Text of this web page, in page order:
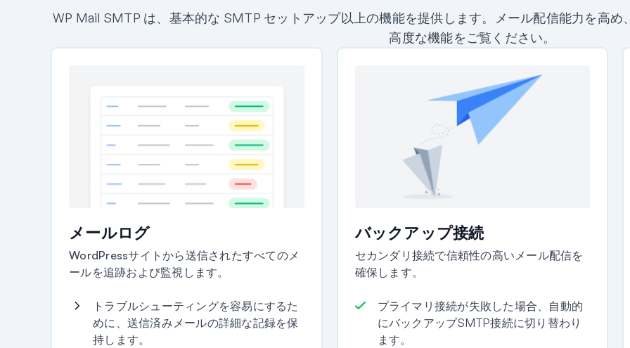
WP Mail SMTP は、基本的な SMTP セットアップ以上の機能を提供します。メール配信能力を高
高度な機能をご覧ください。
メールログ
WordPressサイトから送信されたすべてのメ
ールを追跡および監視します。
トラブルシューティングを容易にするた
めに、送信済みメールの詳細な記録を保
持します。
バックアップ接続
セカンダリ接続で信頼性の高いメール配信を
確保します。
プライマリ接続が失敗した場合、自動的
にバックアップSMTP接続に切り替わり
ます。